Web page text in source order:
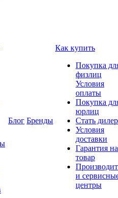
Блог Бренды
Как купить
Покупка
физлиц
Условия
оплаты
Покупка
юрлиц
Стать
Условия
доставки
Гарантия на
товар
и
центры